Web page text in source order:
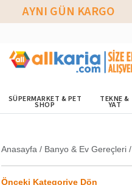
AYNI GÜN KARGO
SÜPERMARKET & PET
SHOP
TEKNE &
YAT
Anasayfa / Banyo & Ev Gereçleri /
Önceki Kategoriye Dön